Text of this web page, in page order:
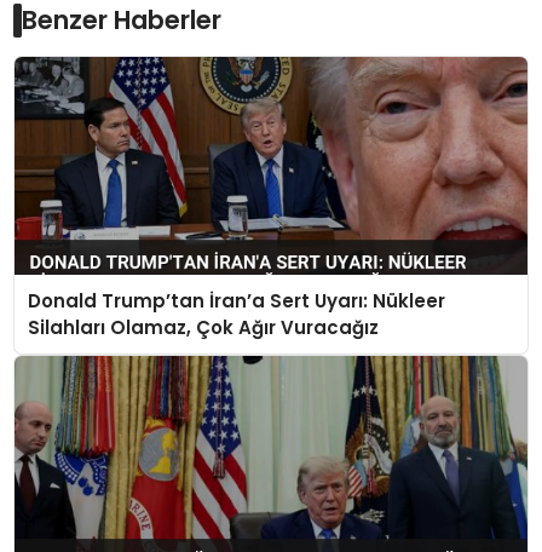
Benzer Haberler
Donald Trump’tan İran’a Sert Uyarı: Nükleer
Silahları Olamaz, Çok Ağır Vuracağız